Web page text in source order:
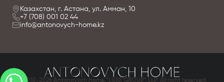
Казахстан, г. Астана, ул. Амман, 10
+7 (708) 001 02 44
info@antonovych-home.kz
© 2010-2026 Antonovych Home.”LUXE GROUP” LLP. All right reserved.